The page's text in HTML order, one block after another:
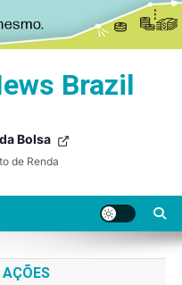
Brazil
Bolsa
de Renda